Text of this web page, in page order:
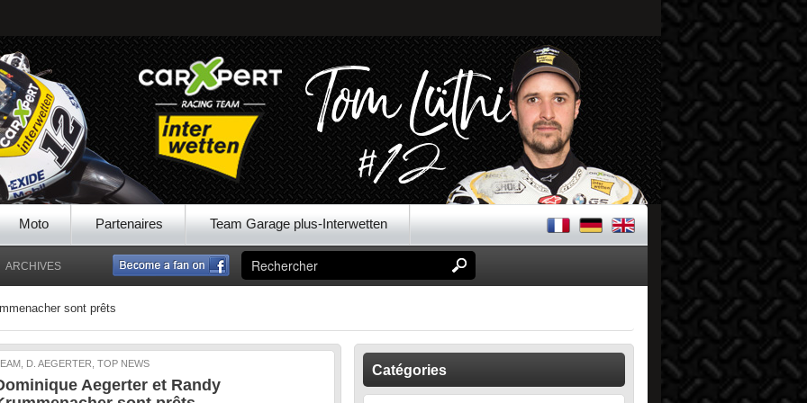
Moto Partenaires Team Garage plus-Interwetten
ARCHIVES
sont prêts
D. AEGERTER, TOP NEWS
Aegerter et Randy
Catégories